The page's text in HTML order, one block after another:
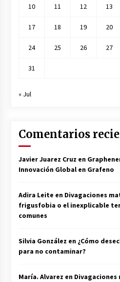
10 11 12 13
17 18 19 20
24 25 26 27
31
« Jul
Comentarios
Javier Juarez Cruz en
Innovación Global en Grafeno
Adira Leite en Divagaciones
frigusfobia o el inexplicable
comunes
Silvia González en ¿Cómo
para no contaminar?
María. Alvarez en